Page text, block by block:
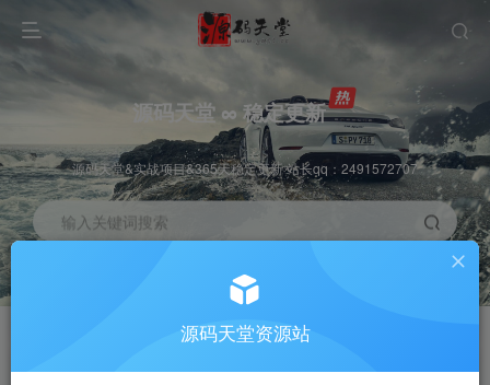
源码天堂 ∞ 稳定更新
源码天堂&实战项目&365天稳定更新 站长qq：2491572707
输入关键词搜索
推广赚钱 70%分佣
站长招募
推荐
源码天堂资源站